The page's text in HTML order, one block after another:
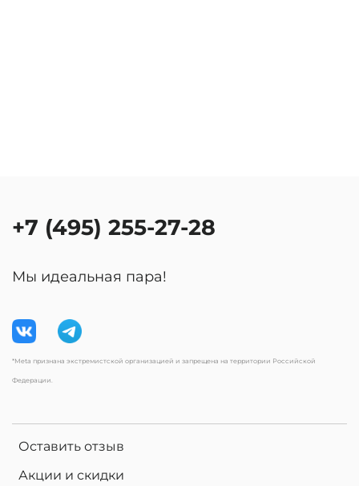
Оставить отзыв
Акции и скидки
+7 (495) 255-27-28
Мы идеальная пара!
*Meta признана экстремистской организацией и запрещена на территории Российской
Федерации.